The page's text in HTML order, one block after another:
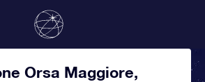
Orsa Maggiore,